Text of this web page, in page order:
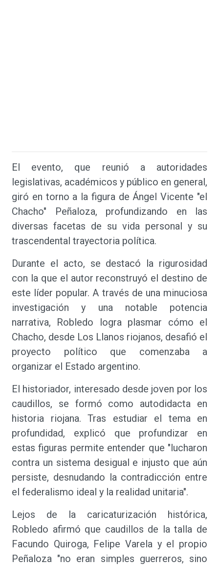
El evento, que reunió a autoridades
legislativas, académicos y público en general,
giró en torno a la figura de Ángel Vicente "el
Chacho" Peñaloza, profundizando en las
diversas facetas de su vida personal y su
trascendental trayectoria política.
Durante el acto, se destacó la rigurosidad
con la que el autor reconstruyó el destino de
este líder popular. A través de una minuciosa
investigación y una notable potencia
narrativa, Robledo logra plasmar cómo el
Chacho, desde Los Llanos riojanos, desafió el
proyecto político que comenzaba a
organizar el Estado argentino.
El historiador, interesado desde joven por los
caudillos, se formó como autodidacta en
historia riojana. Tras estudiar el tema en
profundidad, explicó que profundizar en
estas figuras permite entender que "lucharon
contra un sistema desigual e injusto que aún
persiste, desnudando la contradicción entre
el federalismo ideal y la realidad unitaria".
Lejos de la caricaturización histórica,
Robledo afirmó que caudillos de la talla de
Facundo Quiroga, Felipe Varela y el propio
Peñaloza "no eran simples guerreros, sino